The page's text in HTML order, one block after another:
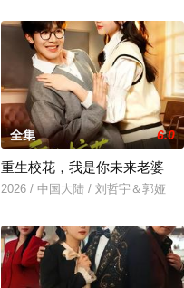
全集 6.0
重生校花，我是你未来老婆
2026 / 中国大陆 / 刘哲宇＆郭娅